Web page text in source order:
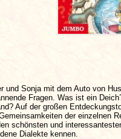
und Sonja mit dem Auto von
Fragen. Was ist ein
Auf der großen
der einzelnen
schönsten und
Dialekte kennen.